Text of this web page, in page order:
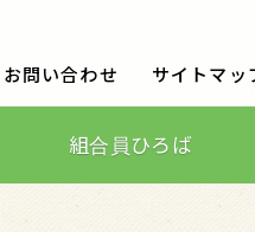
お問い合わせ サイトマッ
組合員ひろば